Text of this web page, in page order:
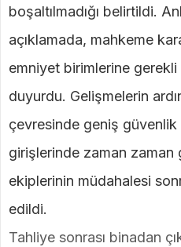
boşaltılmadığı belirtildi.
açıklamada, mahkeme
emniyet birimlerine gerekli
duyurdu. Gelişmelerin
çevresinde geniş güvenlik
girişlerinde zaman zaman
ekiplerinin müdahalesi
edildi.
Tahliye sonrası binadan